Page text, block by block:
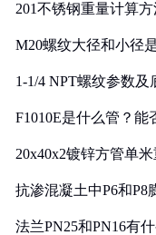
201不锈钢重量计算
M20螺纹大径和小径
1-1/4 NPT螺纹参数
F1010E是什么管？能
20x40x2镀锌方管单
抗渗混凝土中P6和P8
法兰PN25和PN16有